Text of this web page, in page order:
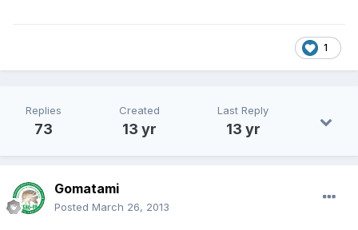
1
Replies
73
Created
13 yr
Last Reply
13 yr
Gomatami
Posted March 26, 2013